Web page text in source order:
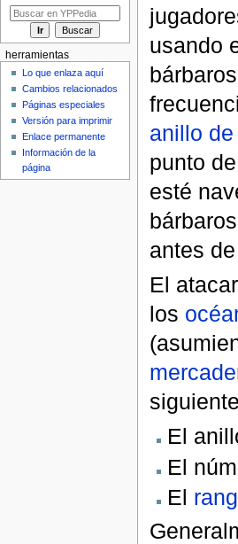
usando
anillo
punto
esté
antes
El
los
El
El
El
herramientas
Lo que enlaza aquí
Cambios relacionados
Páginas especiales
Versión para imprimir
Enlace permanente
Información de la
página